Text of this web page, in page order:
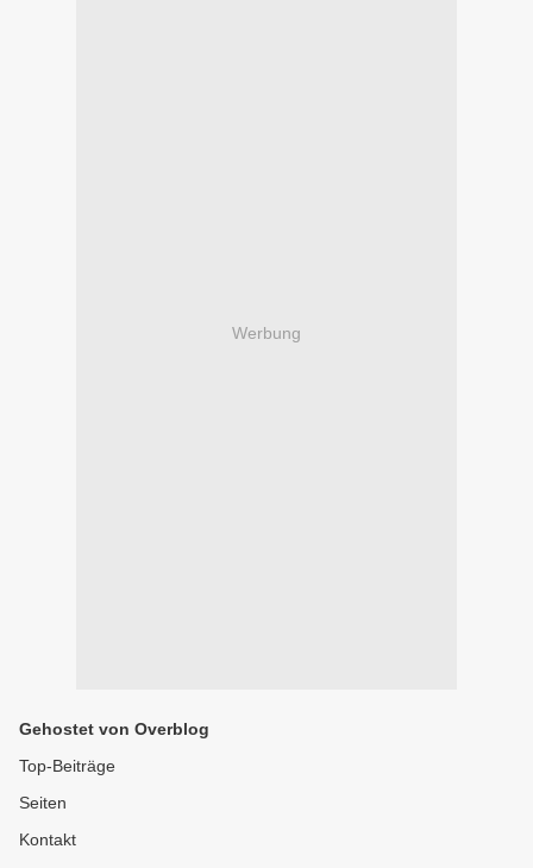
Werbung
Gehostet von Overblog
Top-Beiträge
Seiten
Kontakt